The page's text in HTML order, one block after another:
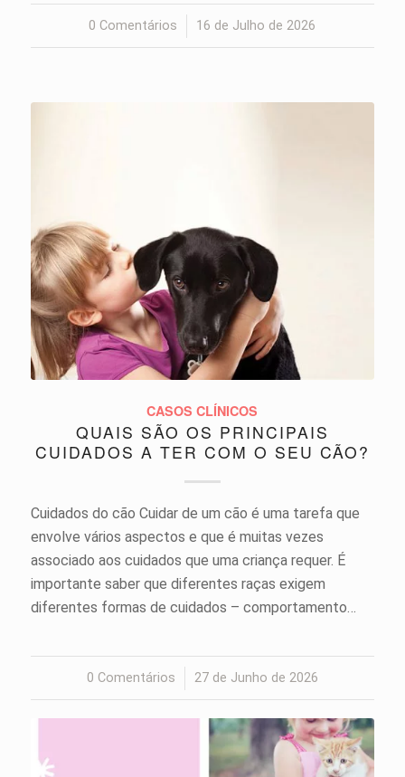
0 Comentários
/ 16 de Julho de 2026
CASOS CLÍNICOS
QUAIS SÃO OS PRINCIPAIS
CUIDADOS A TER COM O SEU CÃO?
Cuidados do cão Cuidar de um cão é uma tarefa que
envolve vários aspectos e que é muitas vezes
associado aos cuidados que uma criança requer. É
importante saber que diferentes raças exigem
diferentes formas de cuidados – comportamento…
0 Comentários
/ 27 de Junho de 2026